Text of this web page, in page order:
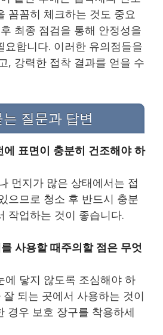
꼼꼼히 체크하는 것도 중요
최종 점검을 통해 안정성을
요합니다. 이러한 유의점들을
, 강력한 접착 결과를 얻을 수
질문과 답변
에 표면이 충분히 건조해야 하
먼지가 많은 상태에서는 접
으므로 청소 후 반드시 충분
작업하는 것이 좋습니다.
사용할 때주의할 점은 무엇
에 닿지 않도록 조심해야 하
되는 곳에서 사용하는 것이
경우 보호 장구를 착용하세